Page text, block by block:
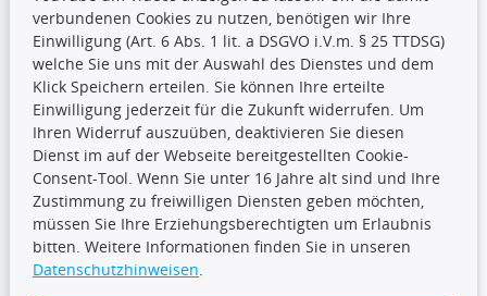
Folge uns
TecDoc Inside
verbundenen Cookies zu nutzen, benötigen wir Ihre
Einwilligung (Art. 6 Abs. 1 lit. a DSGVO i.V.m. § 25 TTDSG)
welche Sie uns mit der Auswahl des Dienstes und dem
Klick Speichern erteilen. Sie können Ihre erteilte
Einwilligung jederzeit für die Zukunft widerrufen. Um
Ihren Widerruf auszuüben, deaktivieren Sie diesen
Dienst im auf der Webseite bereitgestellten Cookie-
Consent-Tool. Wenn Sie unter 16 Jahre alt sind und Ihre
Zustimmung zu freiwilligen Diensten geben möchten,
müssen Sie Ihre Erziehungsberechtigten um Erlaubnis
bitten. Weitere Informationen finden Sie in unseren
Datenschutzhinweisen.